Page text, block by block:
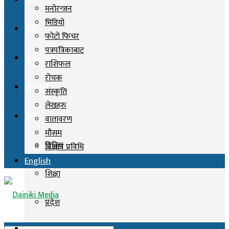
अन्तर्राष्ट्रिय
खेलकुद
अन्य
विविध
शिक्षा
प्रदेश
मनोरन्जन
भिडियो
फोटो फिचर
पत्रपत्रिकाबाट
राशिफल
रोचक
संस्कृति
लेखहरु
वातावरण
मौसम
विज्ञान प्रविधि
English